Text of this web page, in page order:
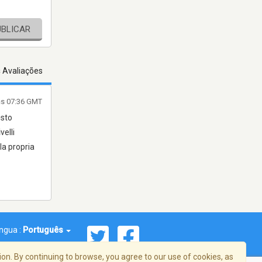
Avaliações
propria
07:36 GMT
: Português
By continuing to browse, you agree to our use of cookies, as